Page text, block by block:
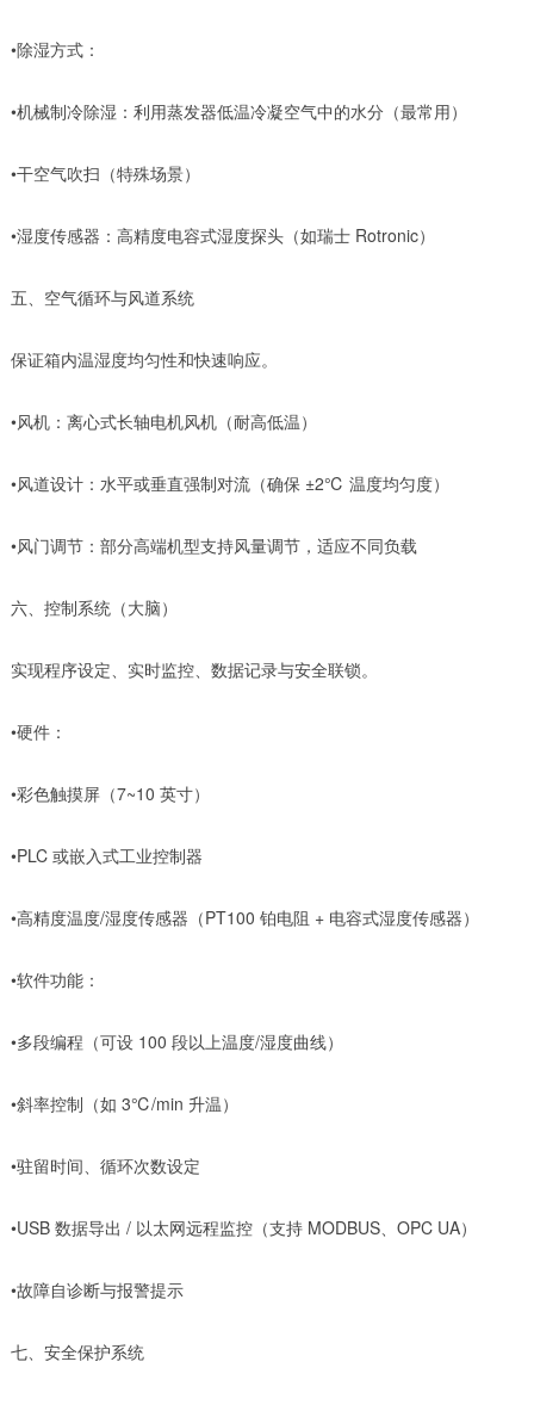
•除湿方式：
•机械制冷除湿：利用蒸发器低温冷凝空气中的水分（最常用）
•干空气吹扫（特殊场景）
•湿度传感器：高精度电容式湿度探头（如瑞士 Rotronic）
五、空气循环与风道系统
保证箱内温湿度均匀性和快速响应。
•风机：离心式长轴电机风机（耐高低温）
•风道设计：水平或垂直强制对流（确保 ±2℃ 温度均匀度）
•风门调节：部分高端机型支持风量调节，适应不同负载
六、控制系统（大脑）
实现程序设定、实时监控、数据记录与安全联锁。
•硬件：
•彩色触摸屏（7~10 英寸）
•PLC 或嵌入式工业控制器
•高精度温度/湿度传感器（PT100 铂电阻 + 电容式湿度传感器）
•软件功能：
•多段编程（可设 100 段以上温度/湿度曲线）
•斜率控制（如 3℃/min 升温）
•驻留时间、循环次数设定
•USB 数据导出 / 以太网远程监控（支持 MODBUS、OPC UA）
•故障自诊断与报警提示
七、安全保护系统